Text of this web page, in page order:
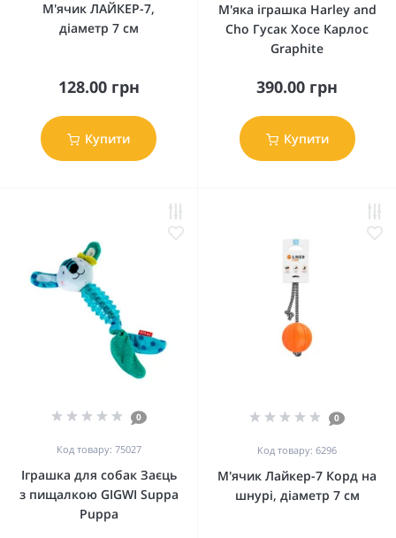
М'ячик ЛАЙКЕР-7,
діаметр 7 см
128.00 грн
Купити
М'яка іграшка Harley and
Cho Гусак Хосе Карлос
Graphite
390.00 грн
Купити
0
Код товару: 75027
Іграшка для собак Заєць
з пищалкою GIGWI Suppa
Puppa
0
Код товару: 6296
М'ячик Лайкер-7 Корд на
шнурі, діаметр 7 см